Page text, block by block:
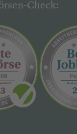
Check: